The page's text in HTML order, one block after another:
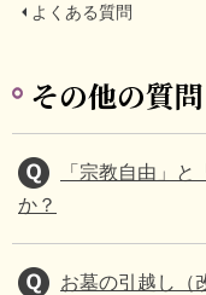
よくある質問
その他の質問
「宗教自由」
か？
お墓の引越し（